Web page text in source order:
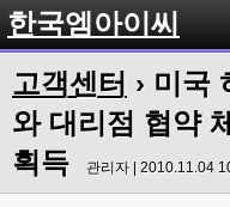
한국엠아이씨
고객센터 › 미국
와 대리점 협약
획득
관리자 | 2010.11.04